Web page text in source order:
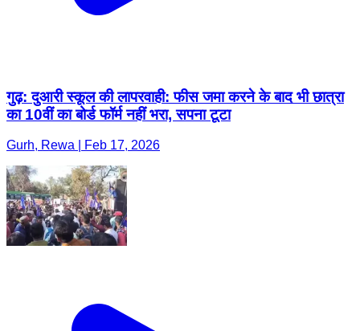
गुढ़: दुआरी स्कूल की लापरवाही: फीस जमा करने के बाद भी छात्रा
का 10वीं का बोर्ड फॉर्म नहीं भरा, सपना टूटा
Gurh, Rewa | Feb 17, 2026